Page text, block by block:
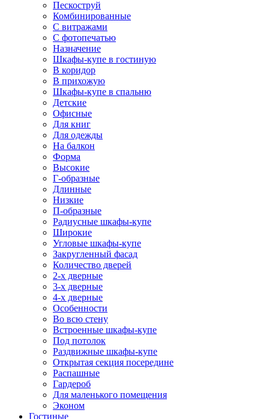
Пескоструй
Комбинированные
С витражами
С фотопечатью
Назначение
Шкафы-купе в гостиную
В коридор
В прихожую
Шкафы-купе в спальню
Детские
Офисные
Для книг
Для одежды
На балкон
Форма
Высокие
Г-образные
Длинные
Низкие
П-образные
Радиусные шкафы-купе
Широкие
Угловые шкафы-купе
Закругленный фасад
Количество дверей
2-х дверные
3-х дверные
4-х дверные
Особенности
Во всю стену
Встроенные шкафы-купе
Под потолок
Раздвижные шкафы-купе
Открытая секция посередине
Распашные
Гардероб
Для маленького помещения
Эконом
Гостиные